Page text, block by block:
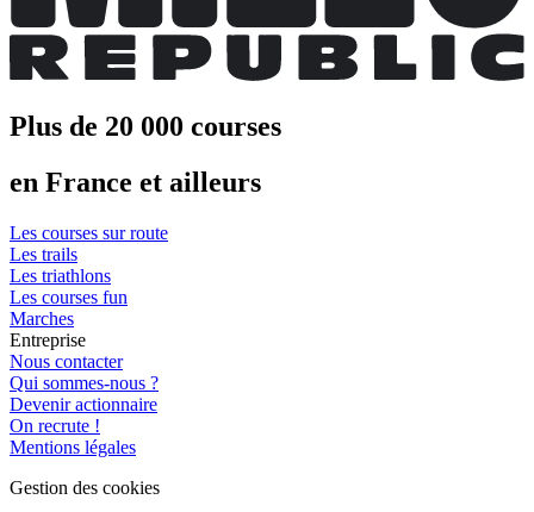
Plus de 20 000 courses
en France et ailleurs
Les courses sur route
Les trails
Les triathlons
Les courses fun
Marches
Entreprise
Nous contacter
Qui sommes-nous ?
Devenir actionnaire
On recrute !
Mentions légales
Gestion des cookies